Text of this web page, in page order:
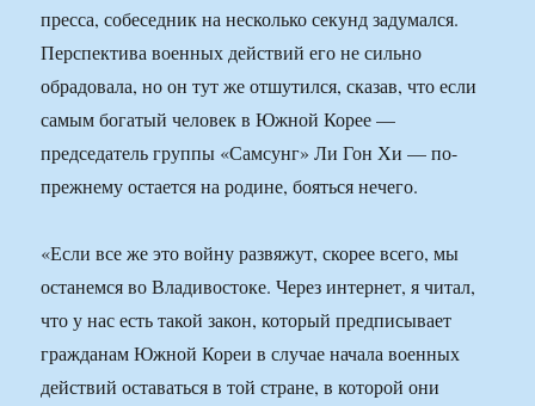
пресса, собеседник на несколько секунд задумался.
Перспектива военных действий его не сильно
обрадовала, но он тут же отшутился, сказав, что если
самым богатый человек в Южной Корее —
председатель группы «Самсунг» Ли Гон Хи — по-
прежнему остается на родине, бояться нечего.
«Если все же это войну развяжут, скорее всего, мы
останемся во Владивостоке. Через интернет, я читал,
что у нас есть такой закон, который предписывает
гражданам Южной Кореи в случае начала военных
действий оставаться в той стране, в которой они